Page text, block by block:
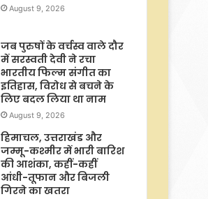
August 9, 2026
जब पुरुषों के वर्चस्व वाले दौर
में सरस्वती देवी ने रचा
भारतीय फिल्म संगीत का
इतिहास, विरोध से बचने के
लिए बदल लिया था नाम
August 9, 2026
हिमाचल, उत्तराखंड और
जम्मू-कश्मीर में भारी बारिश
की आशंका, कहीं-कहीं
आंधी-तूफान और बिजली
गिरने का खतरा